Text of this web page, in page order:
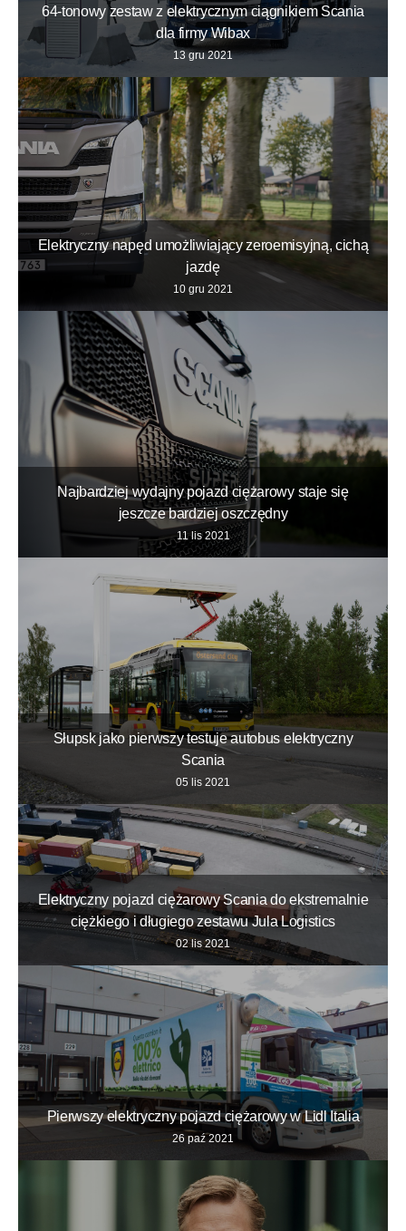
64-tonowy zestaw z elektrycznym ciągnikiem Scania
dla firmy Wibax
13 gru 2021
Elektryczny napęd umożliwiający zeroemisyjną, cichą
jazdę
10 gru 2021
Najbardziej wydajny pojazd ciężarowy staje się
jeszcze bardziej oszczędny
11 lis 2021
Słupsk jako pierwszy testuje autobus elektryczny
Scania
05 lis 2021
Elektryczny pojazd ciężarowy Scania do ekstremalnie
ciężkiego i długiego zestawu Jula Logistics
02 lis 2021
Pierwszy elektryczny pojazd ciężarowy w Lidl Italia
26 paź 2021